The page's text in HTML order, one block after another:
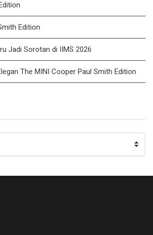
Edition
Jadi Sorotan di IIMS 2026
The MINI Cooper Paul Smith Edition